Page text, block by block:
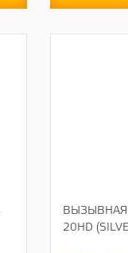
ВЫЗЫВНАЯ
20HD